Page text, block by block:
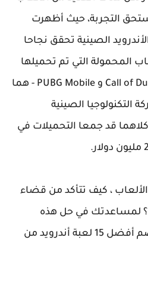
التجربة، حيث أظهرت
الصينية تحقق نجاحا
المحمولة التي تم تحميلها
سنة 2019 هما Call of Duty Mobile و PUBG Mobile - هما
التكنولوجيا الصينية
قد جمعا التحميلات في
، كيف تتأكد من قضاء
لمساعدتك في حل هذه
المشكلة ، إليك قائمة تضم أفضل 15 لعبة أندرويد من